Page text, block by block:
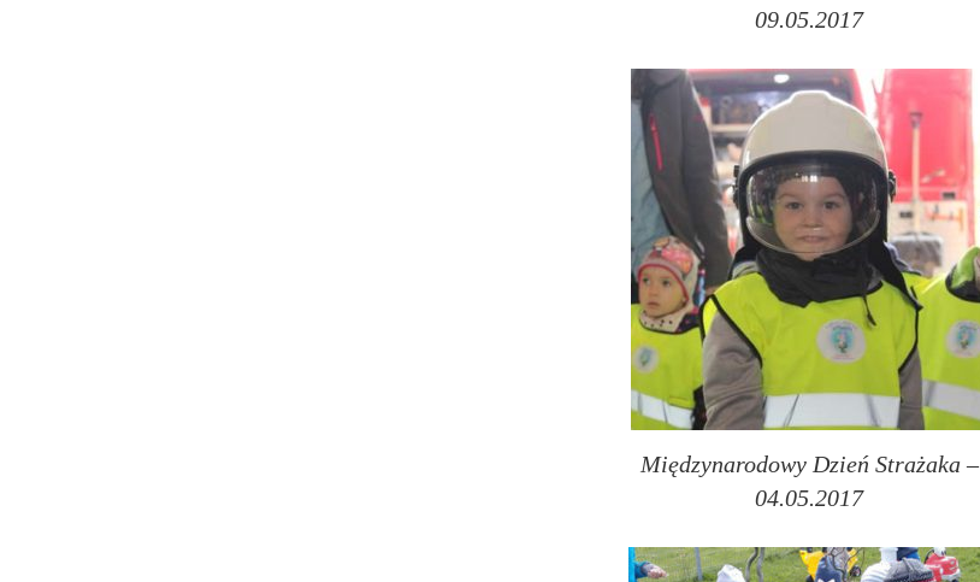
09.05.2017
Międzynarodowy Dzień Strażaka –
04.05.2017